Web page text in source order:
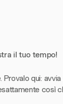
il tuo tempo!
Provalo qui:
così